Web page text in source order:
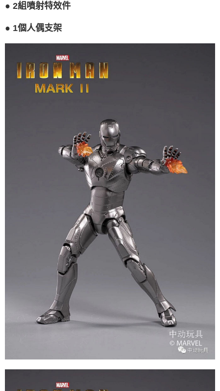
● 2組噴射特效件
● 1個人偶支架